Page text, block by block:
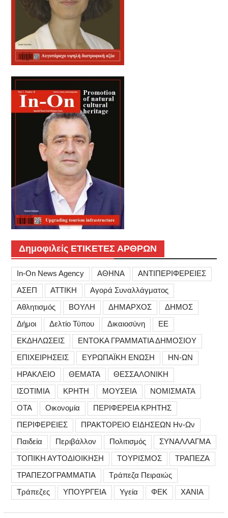
Δημοφιλείς ΕΤΙΚΕΤΕΣ ΑΡΘΡΩΝ
In-On News Agency ΑΘΗΝΑ
ΑΝΤΙΠΕΡΙΦΕΡΕΙΕΣ
ΑΣΕΠ
ΑΤΤΙΚΗ
Αγορά Συναλλάγματος
Αθλητισμός
ΒΟΥΛΗ ΔΗΜΑΡΧΟΣ
ΔΗΜΟΣ
Δήμοι
Δελτίο Τύπου Δικαιοσύνη
ΕΕ
ΕΚΔΗΛΩΣΕΙΣ
ΕΝΤΟΚΑ ΓΡΑΜΜΑΤΙΑ ΔΗΜΟΣΙΟΥ
ΕΠΙΧΕΙΡΗΣΕΙΣ
ΕΥΡΩΠΑΪΚΗ ΕΝΩΣΗ
ΗΝ-ΩΝ
ΗΡΑΚΛΕΙΟ
ΘΕΜΑΤΑ
ΘΕΣΣΑΛΟΝΙΚΗ
ΙΣΟΤΙΜΙΑ
ΚΡΗΤΗ ΜΟΥΣΕΙΑ
ΝΟΜΙΣΜΑΤΑ
ΟΤΑ
Οικονομία
ΠΕΡΙΦΕΡΕΙΑ ΚΡΗΤΗΣ
ΠΕΡΙΦΕΡΕΙΕΣ
ΠΡΑΚΤΟΡΕΙΟ ΕΙΔΗΣΕΩΝ Ην-Ων
Παιδεία
Περιβάλλον Πολιτισμός
ΣΥΝΑΛΛΑΓΜΑ
ΤΟΠΙΚΗ ΑΥΤΟΔΙΟΙΚΗΣΗ
ΤΟΥΡΙΣΜΟΣ
ΤΡΑΠΕΖΑ
ΤΡΑΠΕΖΟΓΡΑΜΜΑΤΙΑ
Τράπεζα Πειραιώς
Τράπεζες
ΥΠΟΥΡΓΕΙΑ Υγεία ΦΕΚ ΧΑΝΙΑ